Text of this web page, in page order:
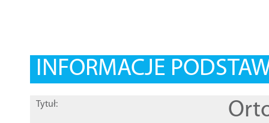
INFORMACJE
Tytuł: